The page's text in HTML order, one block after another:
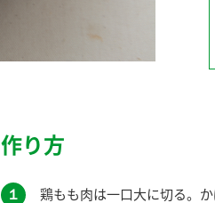
作り方
１ 鶏もも肉は一口大に切る。